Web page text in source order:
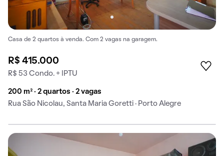
Casa de 2 quartos à venda. Com 2 vagas na garagem.
R$ 415.000
R$ 53 Condo. + IPTU
200 m² · 2 quartos · 2 vagas
Rua São Nicolau, Santa Maria Goretti · Porto Alegre